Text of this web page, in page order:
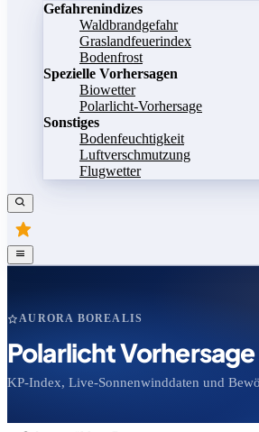
Gefahrenindizes
Waldbrandgefahr
Graslandfeuerindex
Bodenfrost
Spezielle Vorhersagen
Biowetter
Polarlicht-Vorhersage
Sonstiges
Bodenfeuchtigkeit
Luftverschmutzung
Flugwetter
AURORA BOREALIS
Polarlicht Vorhersage
KP-Index, Live-Sonnenwinddaten und